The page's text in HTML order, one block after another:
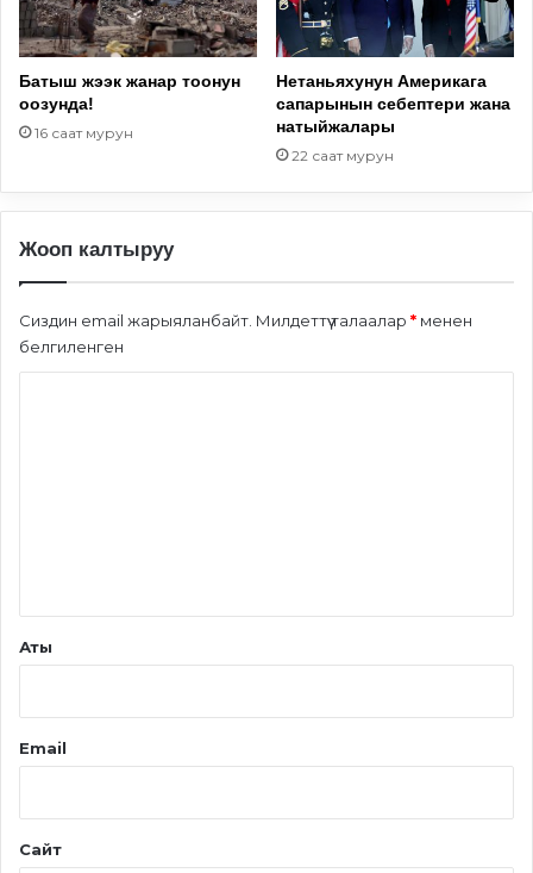
Батыш жээк жанар тоонун
оозунда!
16 саат мурун
Нетаньяхунун Америкага
сапарынын себептери жана
натыйжалары
22 саат мурун
Жооп калтыруу
Сиздин email жарыяланбайт. Милдеттүү талаалар * менен
белгиленген
Аты
Email
Сайт